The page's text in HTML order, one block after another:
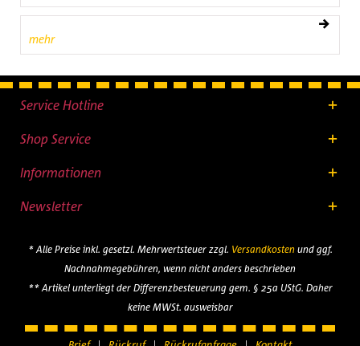
mehr
Service Hotline
Shop Service
Informationen
Newsletter
* Alle Preise inkl. gesetzl. Mehrwertsteuer zzgl. Versandkostenund ggf.
Nachnahmegebühren, wenn nicht anders beschrieben
** Artikel unterliegt der Differenzbesteuerung gem. § 25a UStG. Daher
keine MWSt. ausweisbar